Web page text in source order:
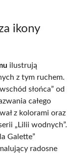
ikony
ilustrują
z tym ruchem.
słońca” od
całego
z kolorami oraz
„Lilii wodnych”.
Galette”
radosne